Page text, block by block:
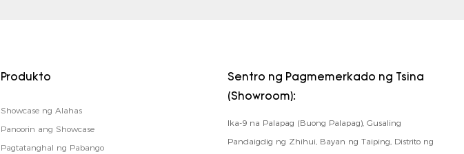
Produkto
Showcase ng Alahas
Panoorin ang Showcase
Pagtatanghal ng Pabango
Sentro ng Pagmemerkado ng Tsina
(Showroom):
Ika-9 na Palapag (Buong Palapag), Gusaling
Pandaigdig ng Zhihui, Bayan ng Taiping, Distrito ng